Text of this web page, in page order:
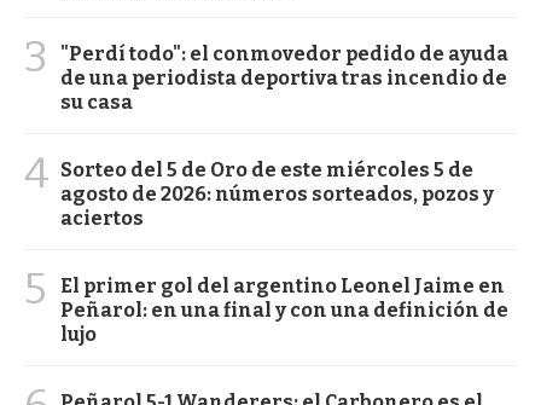
3
"Perdí todo": el conmovedor pedido de ayuda
de una periodista deportiva tras incendio de
su casa
4 Sorteo del 5 de Oro de este miércoles 5 de
agosto de 2026: números sorteados, pozos y
aciertos
5
El primer gol del argentino Leonel Jaime en
Peñarol: en una final y con una definición de
lujo